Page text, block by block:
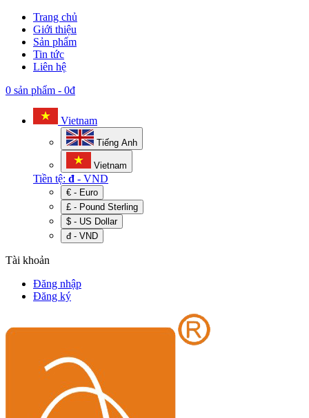
Trang chủ
Giới thiệu
Sản phẩm
Tin tức
Liên hệ
0 sản phẩm - 0đ
Vietnam
Tiếng Anh
Vietnam
Tiền tệ: đ - VND
€ - Euro
£ - Pound Sterling
$ - US Dollar
đ - VND
Tài khoản
Đăng nhập
Đăng ký